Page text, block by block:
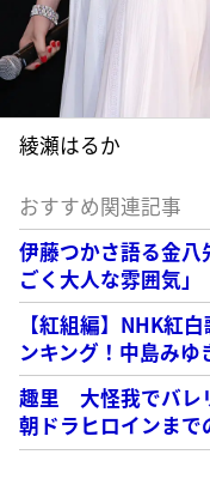
綾瀬はるか
おすすめ関連記事
伊藤つかさ語る金
ごく大人な雰囲気」
【紅組編】NHK紅
ンキング！中島みゆ
趣里 大怪我でバレ
朝ドラヒロインま